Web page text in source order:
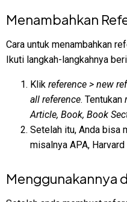
Menambahkan
Cara untuk menambahkan
Ikuti langkah-langkahnya
Klik reference > new
all reference. Tentukan
Article, Book, Book
Setelah itu, Anda bisa
misalnya APA,
Menggunakannya